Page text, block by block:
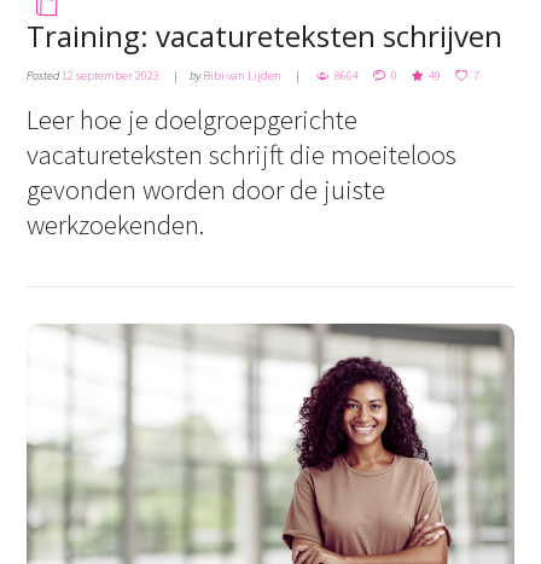
Training: vacatureteksten schrijven
Posted12 september 2023 byBibi van Lijden 8664 0 49 7
Leer hoe je doelgroepgerichte
vacatureteksten schrijft die moeiteloos
gevonden worden door de juiste
werkzoekenden.